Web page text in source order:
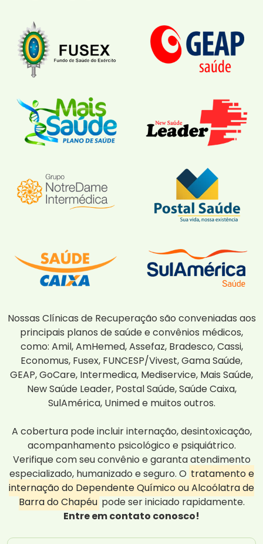
Nossas Clínicas de Recuperação são conveniadas aos
principais planos de saúde e convênios médicos,
como: Amil, AmHemed, Assefaz, Bradesco, Cassi,
Economus, Fusex, FUNCESP/Vivest, Gama Saúde,
GEAP, GoCare, Intermedica, Mediservice, Mais Saúde,
New Saúde Leader, Postal Saúde, Saúde Caixa,
SulAmérica, Unimed e muitos outros.
A cobertura pode incluir internação, desintoxicação,
acompanhamento psicológico e psiquiátrico.
Verifique com seu convênio e garanta atendimento
especializado, humanizado e seguro. O tratamento e
internação do Dependente Químico ou Alcoólatra de
Barra do Chapéu pode ser iniciado rapidamente.
Entre em contato conosco!